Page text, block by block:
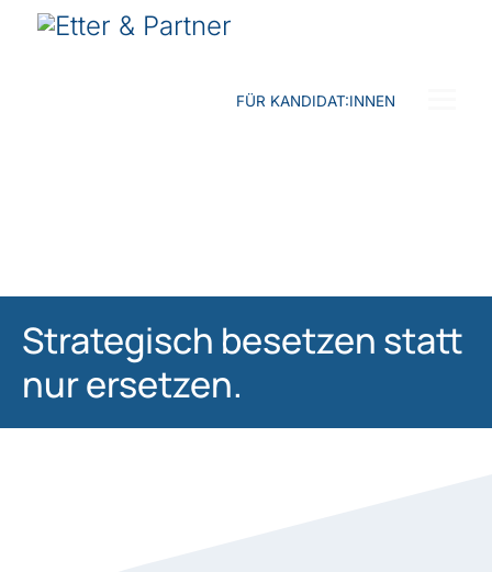
FÜR KANDIDAT:INNEN
Strategisch besetzen statt
nur ersetzen.